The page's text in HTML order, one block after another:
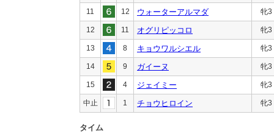
11 12 ウォーターアルマダ 牝3
12 11 オグリピッコロ 牝3
13 8 キョウワルシエル 牝3
14 9 ガイーヌ 牝3
15 4 ジェイミー 牝3
中止 1 チョウヒロイン 牝3
タイム